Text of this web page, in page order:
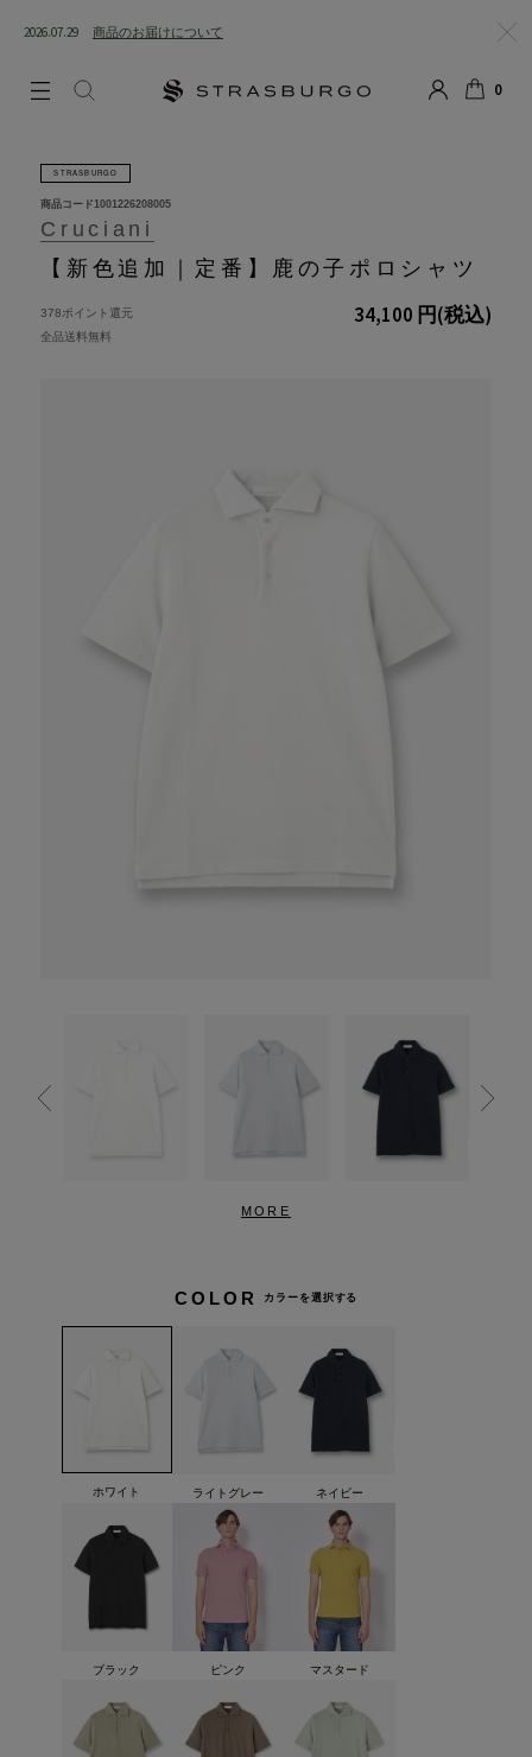
2026.07.29 商品のお届けについて
0
STRASBURGO
Cruciani
【新色追加｜定番】鹿の子ポロシャツ
商品コード1001226208005
34,100 円(税込)
378ポイント還元
全品送料無料
MORE
COLOR カラーを選択する
ホワイト ライトグレー ネイビー
ブラック ピンク マスタード